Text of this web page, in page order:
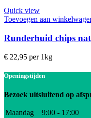
Quick view
Toevoegen aan
Runderhuid chips
€ 22,95 per 1kg
Openingstijden
Bezoek uitsluitend op
Maandag
9:00 - 17:00